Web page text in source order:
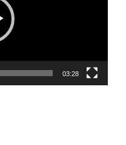
03:28